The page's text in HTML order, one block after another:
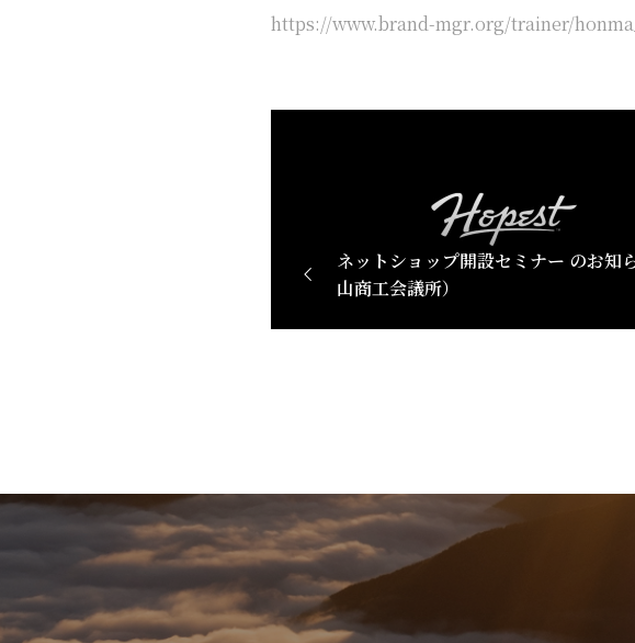
https://www.brand-mgr.org/trainer/
ネットショップ開設セミナー のお知
山商工会議所）